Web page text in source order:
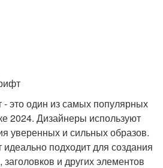
это один из самых популярных
2024. Дизайнеры используют
уверенных и сильных образов.
подходит для создания
и других элементов